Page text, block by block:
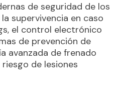
de seguridad de los
supervivencia en caso
el control electrónico
de prevención de
avanzada de frenado
de lesiones